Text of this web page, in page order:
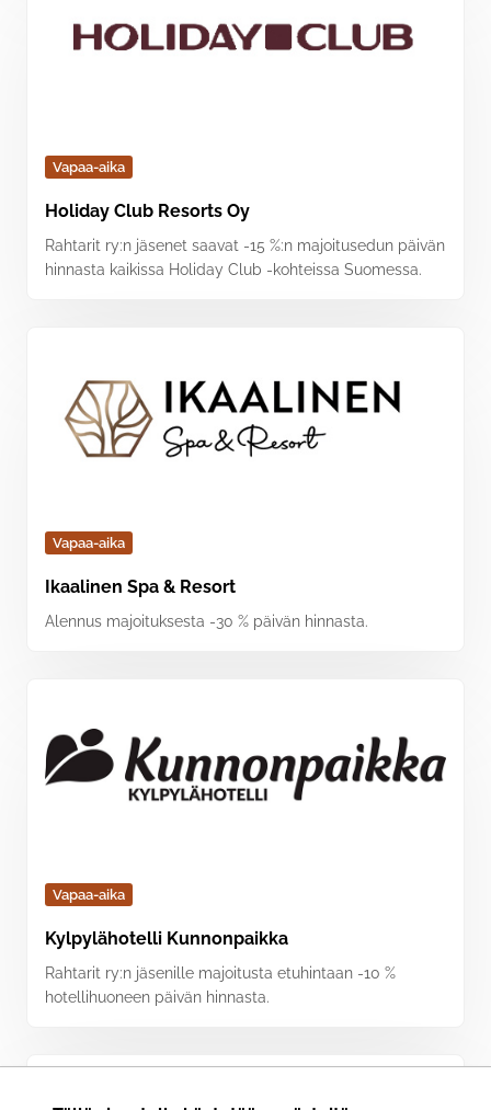
Vapaa-aika
Holiday Club Resorts Oy
Rahtarit ry:n jäsenet saavat -15 %:n majoitusedun päivän
hinnasta kaikissa Holiday Club -kohteissa Suomessa.
Vapaa-aika
Ikaalinen Spa & Resort
Alennus majoituksesta -30 % päivän hinnasta.
Vapaa-aika
Kylpylähotelli Kunnonpaikka
Rahtarit ry:n jäsenille majoitusta etuhintaan -10 %
hotellihuoneen päivän hinnasta.